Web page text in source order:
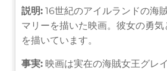
説明: 16世紀のアイルランドの海
マリーを描いた映画。彼女の勇
を描いています。
事実: 映画は実在の海賊女王グレ